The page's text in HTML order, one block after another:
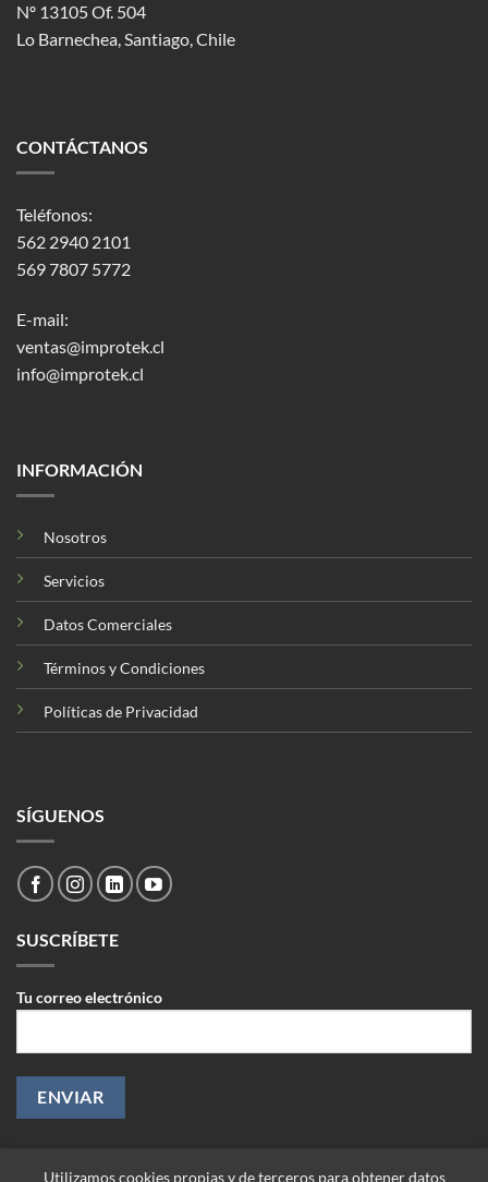
Nº 13105 Of. 504
Lo Barnechea, Santiago, Chile
CONTÁCTANOS
Teléfonos:
562 2940 2101
569 7807 5772
E-mail:
ventas@improtek.cl
info@improtek.cl
INFORMACIÓN
Nosotros
Servicios
Datos Comerciales
Términos y Condiciones
Políticas de Privacidad
SÍGUENOS
SUSCRÍBETE
Tu correo electrónico
Utilizamos cookies propias y de terceros para obtener datos